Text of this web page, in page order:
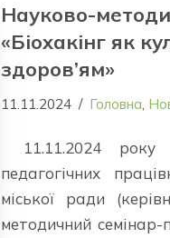
Науково-
«Біохакінг як
здоров’ям»
11.11.2024 Головна
11.11.2024
педагогічних
міської ради
методичний семінар-